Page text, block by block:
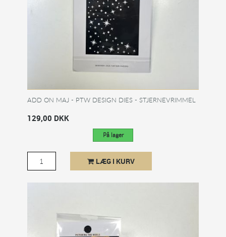
ADD ON MAJ - PTW DESIGN DIES - STJERNEVRIMMEL
129,00 DKK
På lager
LÆG I KURV